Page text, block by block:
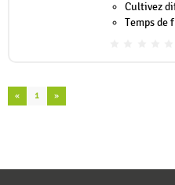
Cultivez
Temps de
« 1 »